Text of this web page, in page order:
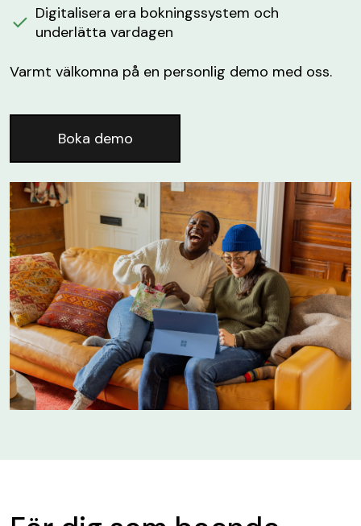
Digitalisera era bokningssystem och
underlätta vardagen
Varmt välkomna på en personlig demo med oss.
Boka demo